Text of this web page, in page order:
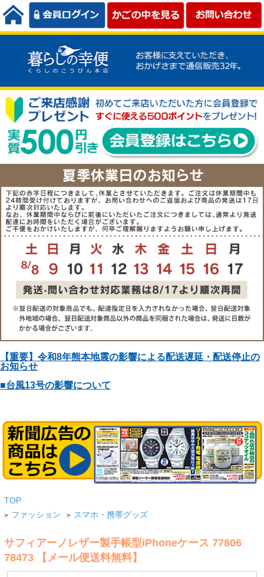
【重要】令和8年熊本地震の影響による配送遅延・配送停止の
お知らせ
■台風13号の影響について
TOP
> ファッション > スマホ・携帯グッズ
サフィアーノレザー製手帳型iPhoneケース 77806
78473 【メール便送料無料】